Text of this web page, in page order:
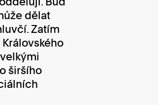
dělat
Zatím
širšího